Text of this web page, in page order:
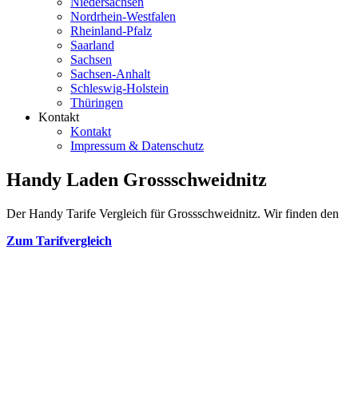
Nordrhein-Westfalen
Rheinland-Pfalz
Saarland
Sachsen
Sachsen-Anhalt
Schleswig-Holstein
Thüringen
Kontakt
Kontakt
Impressum & Datenschutz
Handy Laden Grossschweidnitz
Der Handy Tarife Vergleich für Grossschweidnitz. Wir finden
Zum Tarifvergleich